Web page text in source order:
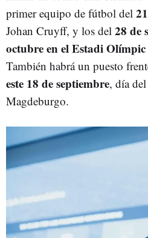
primer equipo de fútbol del
Johan Cruyff, y los del 28 de
octubre en el Estadi
También habrá un puesto
este 18 de septiembre, día
Magdeburgo.